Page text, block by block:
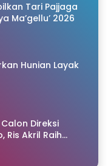
Tari Pajjaga
Ma’gellu’ 2026
Hunian Layak
Calon Direksi
Ris Akril Raih